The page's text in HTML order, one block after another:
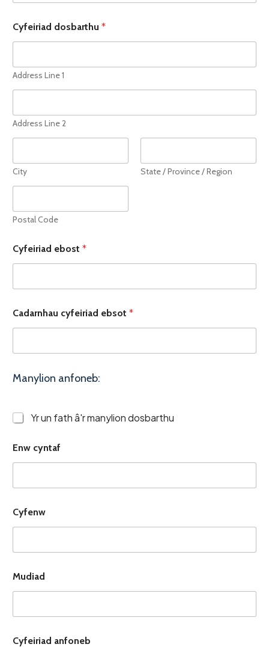
Cyfeiriad dosbarthu *
Address Line 1
Address Line 2
City State / Province / Region
Postal Code
Cyfeiriad ebost *
Cadarnhau cyfeiriad ebsot *
Manylion anfoneb:
Yr un fath â'r manylion dosbarthu
Enw cyntaf
Cyfenw
Mudiad
Cyfeiriad anfoneb